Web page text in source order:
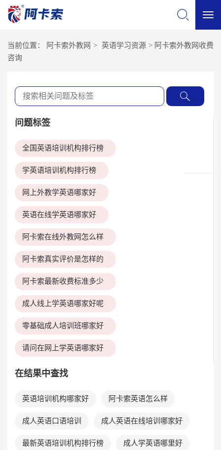
当前位置： 阿卡索外教网 > 英语学习资源 > 阿卡索外教网收费
咨询
问题标签
全国英语培训机构排行榜
学英语培训机构排行榜
网上外教学英语哪家好
英语在线学英语哪家好
阿卡索在线外教网怎么样
阿卡索真实评价是怎样的
阿卡索最新收费标准多少
成人线上学英语哪家好呢
零基础成人培训班哪家好
请问在网上学英语哪家好
在结果中查找
英语培训机构哪家好 阿卡索英语怎么样
成人英语口语培训 成人英语在线培训哪家好
最新英语培训机构排行榜 成人学英语哪里好